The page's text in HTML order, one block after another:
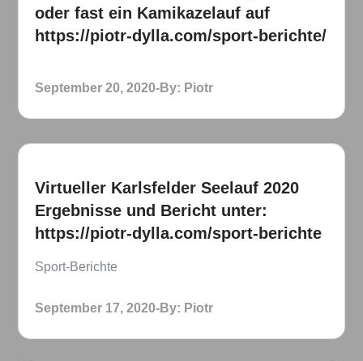
oder fast ein Kamikazelauf auf
https://piotr-dylla.com/sport-berichte/
Posted
September 20, 2020 By: Piotr
Virtueller Karlsfelder Seelauf 2020
Ergebnisse und Bericht unter:
https://piotr-dylla.com/sport-berichte
Sport-Berichte
Posted
September 17, 2020 By: Piotr